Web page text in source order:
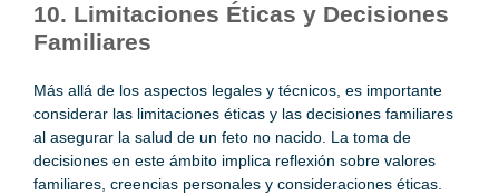
10. Limitaciones Éticas y Decisiones
Familiares
Más allá de los aspectos legales y técnicos, es importante
considerar las limitaciones éticas y las decisiones familiares
al asegurar la salud de un feto no nacido. La toma de
decisiones en este ámbito implica reflexión sobre valores
familiares, creencias personales y consideraciones éticas.